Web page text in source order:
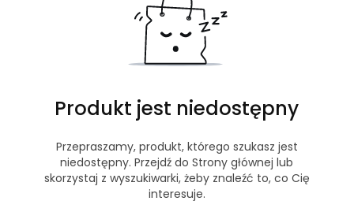
Produkt jest niedostępny
Przepraszamy, produkt, którego szukasz jest
niedostępny. Przejdź do Strony głównej lub
skorzystaj z wyszukiwarki, żeby znaleźć to, co Cię
interesuje.